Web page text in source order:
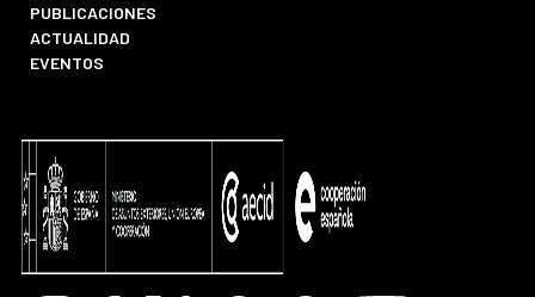
PUBLICACIONES
ACTUALIDAD
EVENTOS